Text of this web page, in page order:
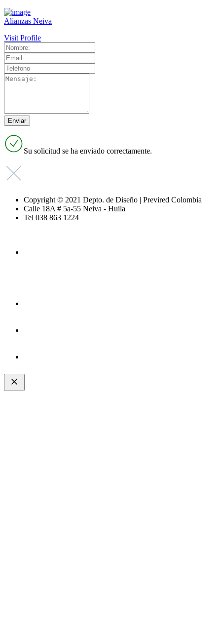
Alianzas Neiva
Visit Profile
Su solicitud se ha enviado correctamente.
Copyright © 2021 Depto. de Diseño | Previred Colombia
Calle 18A # 5a-55 Neiva - Huila
Tel 038 863 1224